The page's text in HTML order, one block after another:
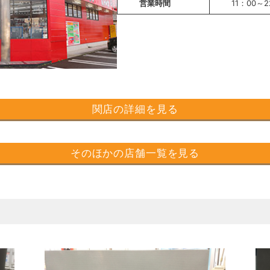
営業時間 11：00～
関店の詳細を見る
そのほかの店舗一覧を見る